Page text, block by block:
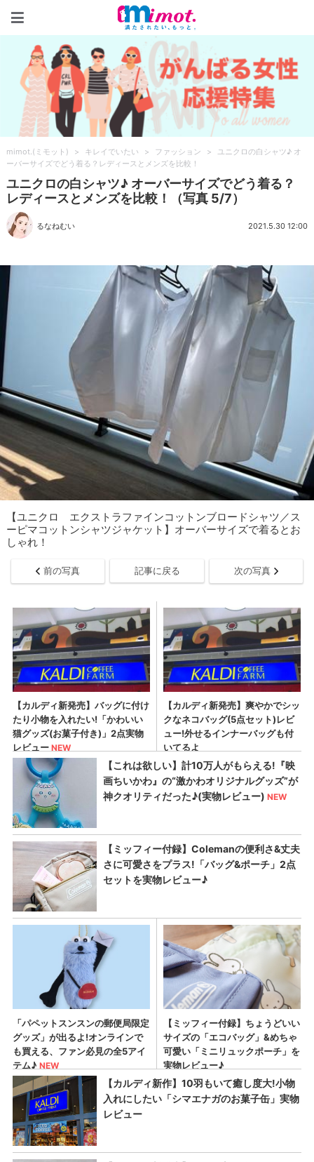
mimot.(ミモット) > キレイでいたい > ファッション >
ユニクロの白シャツ♪ オ
ーバーサイズでどう着る？レディースとメンズを比較！
ユニクロの白シャツ♪ オーバーサイズでどう着る？
レディースとメンズを比較！（写真 5/7）
るなねむい 2021.5.30 12:00
【ユニクロ エクストラファインコットンブロードシャツ／ス
ーピマコットンシャツジャケット】オーバーサイズで着るとお
しゃれ！
前の写真 記事に戻る 次の写真